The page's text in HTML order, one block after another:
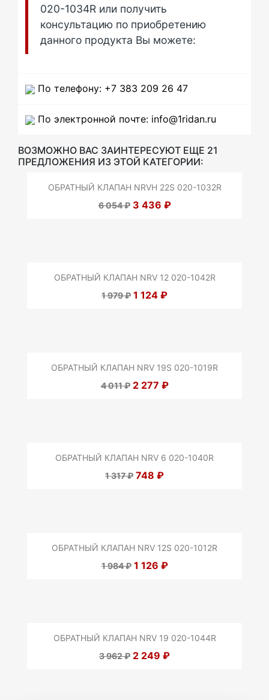
020-1034R или получить
консультацию по приобретению
данного продукта Вы можете:
По телефону: +7 383 209 26 47
По электронной почте: info@1ridan.ru
ВОЗМОЖНО ВАС ЗАИНТЕРЕСУЮТ ЕЩЕ 21
ПРЕДЛОЖЕНИЯ ИЗ ЭТОЙ КАТЕГОРИИ:
ОБРАТНЫЙ КЛАПАН NRVH 22S 020-1032R
6 054 ₽ 3 436 ₽
ОБРАТНЫЙ КЛАПАН NRV 12 020-1042R
1 979 ₽ 1 124 ₽
ОБРАТНЫЙ КЛАПАН NRV 19S 020-1019R
4 011 ₽ 2 277 ₽
ОБРАТНЫЙ КЛАПАН NRV 6 020-1040R
1 317 ₽ 748 ₽
ОБРАТНЫЙ КЛАПАН NRV 12S 020-1012R
1 984 ₽ 1 126 ₽
ОБРАТНЫЙ КЛАПАН NRV 19 020-1044R
3 962 ₽ 2 249 ₽